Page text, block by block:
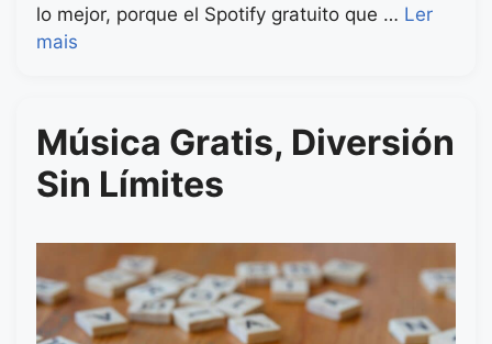
lo mejor, porque el Spotify gratuito que … Ler
mais
Música Gratis, Diversión
Sin Límites